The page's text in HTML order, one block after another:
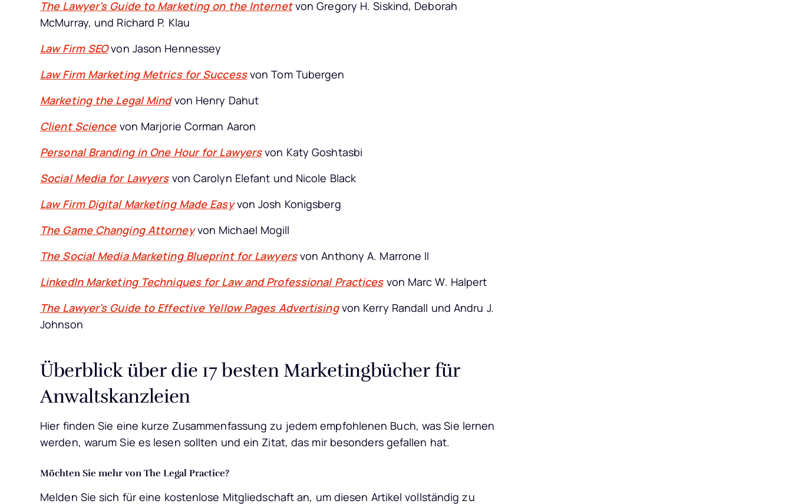
The Lawyer's Guide to Marketing on the Internetvon Gregory H. Siskind, Deborah
McMurray, ‎und Richard P. Klau
Law Firm SEOvon Jason Hennessey
Law Firm Marketing Metrics for Successvon Tom Tubergen
Marketing the Legal Mindvon Henry Dahut
Client Sciencevon Marjorie Corman Aaron
Personal Branding in One Hour for Lawyersvon Katy Goshtasbi
Social Media for Lawyersvon Carolyn Elefant und Nicole Black
Law Firm Digital Marketing Made Easyvon Josh Konigsberg
The Game Changing Attorneyvon Michael Mogill
The Social Media Marketing Blueprint for Lawyersvon Anthony A. Marrone II
LinkedIn Marketing Techniques for Law and Professional Practicesvon Marc W. Halpert
The Lawyer's Guide to Effective Yellow Pages Advertisingvon Kerry Randall und Andru J.
Johnson
Überblick über die 17 besten Marketingbücher für
Anwaltskanzleien
Hier finden Sie eine kurze Zusammenfassung zu jedem empfohlenen Buch, was Sie lernen
werden, warum Sie es lesen sollten und ein Zitat, das mir besonders gefallen hat.
Möchten Sie mehr von The Legal Practice?
Melden Sie sich für eine kostenlose Mitgliedschaft an, um diesen Artikel vollständig zu